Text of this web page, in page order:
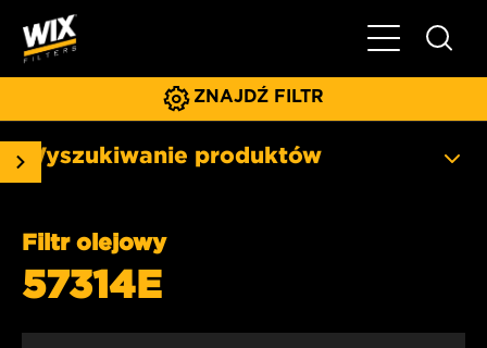
Pokaż/ukryj
ZNAJDŹ FILTR
Wyszukiwanie produktów
Filtr olejowy
57314E